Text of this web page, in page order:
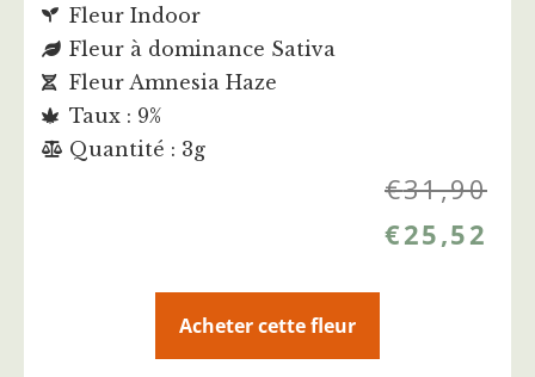
Fleur Indoor
Fleur à dominance Sativa
Fleur Amnesia Haze
Taux : 9%
Quantité : 3g
€31,90
€25,52
Acheter cette fleur